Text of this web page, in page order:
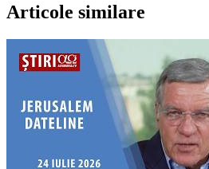
Articole similare